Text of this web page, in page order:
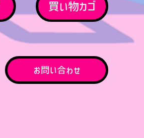
買い物カゴ
お問い合わせ